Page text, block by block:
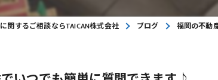
関するご相談ならTAICAN株式会社 ブログ 福岡の不動